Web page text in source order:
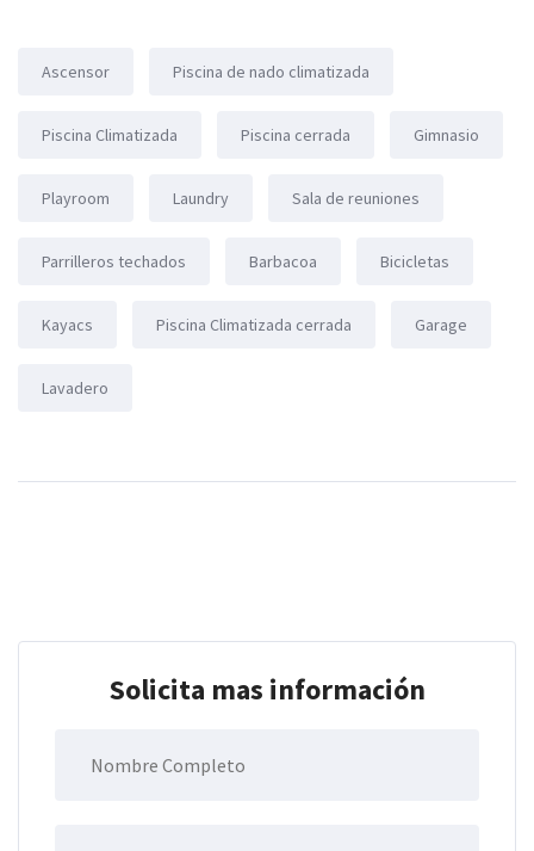
Ascensor Piscina de nado climatizada
Piscina Climatizada Piscina cerrada Gimnasio
Playroom Laundry Sala de reuniones
Parrilleros techados Barbacoa Bicicletas
Kayacs Piscina Climatizada cerrada Garage
Lavadero
Solicita mas información